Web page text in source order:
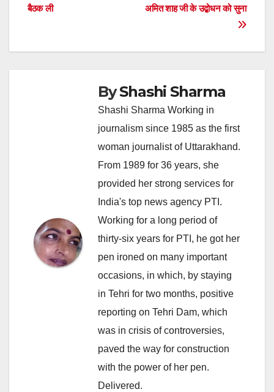
अमित शाह जी के उद्बोधन को सुना
बैठक ली
ByShashi Sharma
Shashi Sharma Working in
journalism since 1985 as the first
woman journalist of Uttarakhand.
From 1989 for 36 years, she
provided her strong services for
India's top news agency PTI.
Working for a long period of
thirty-six years for PTI, he got her
pen ironed on many important
occasions, in which, by staying
in Tehri for two months, positive
reporting on Tehri Dam, which
was in crisis of controversies,
paved the way for construction
with the power of her pen.
Delivered.